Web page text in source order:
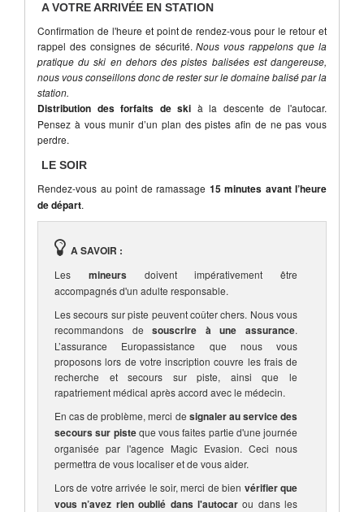
A VOTRE ARRIVÉE EN STATION
Confirmation de l'heure et point de rendez-vous pour le retour et
rappel des consignes de sécurité.Nous vous rappelons que la
pratique du ski en dehors des pistes balisées est dangereuse,
nous vous conseillons donc de rester sur le domaine balisé par la
station.
Distribution des forfaits de ski à la descente de l'autocar.
Pensez à vous munir d’un plan des pistes afin de ne pas vous
perdre.
LE SOIR
Rendez-vous au point de ramassage 15 minutes avant l’heure
de départ.
A SAVOIR :
Les mineurs doivent impérativement être
accompagnés d'un adulte responsable.
Les secours sur piste peuvent coûter chers. Nous vous
recommandons desouscrire à une assurance.
L’assurance Europassistance que nous vous
proposons lors de votre inscription couvre les frais de
recherche et secours sur piste, ainsi que le
rapatriement médical après accord avec le médecin.
En cas de problème, merci de signaler au service des
secours sur pisteque vous faites partie d'une journée
organisée par l'agence Magic Evasion. Ceci nous
permettra de vous localiser et de vous aider.
Lors de votre arrivée le soir, merci de bien vérifier que
vous n’avez rien oublié dans l'autocarou dans les